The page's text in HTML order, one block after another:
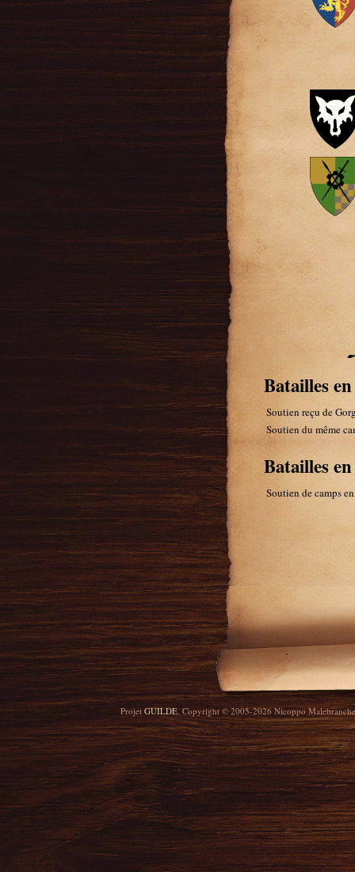
Batailles
Soutien reçu de
Soutien du même
Batailles
Soutien de camps
Projet GUILDE. Copyright © 2005-2026 Nicoppo Malebranche